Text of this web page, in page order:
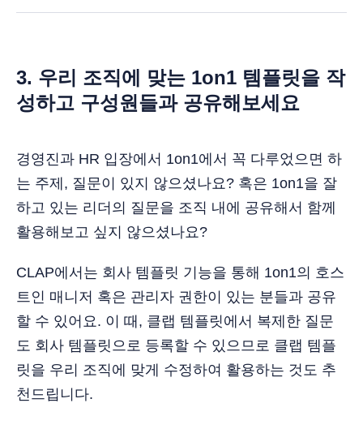
3. 우리 조직에 맞는 1on1 템플릿을 작
성하고 구성원들과 공유해보세요
경영진과 HR 입장에서 1on1에서 꼭 다루었으면 하
는 주제, 질문이 있지 않으셨나요? 혹은 1on1을 잘
하고 있는 리더의 질문을 조직 내에 공유해서 함께
활용해보고 싶지 않으셨나요?
CLAP에서는 회사 템플릿 기능을 통해 1on1의 호스
트인 매니저 혹은 관리자 권한이 있는 분들과 공유
할 수 있어요. 이 때, 클랩 템플릿에서 복제한 질문
도 회사 템플릿으로 등록할 수 있으므로 클랩 템플
릿을 우리 조직에 맞게 수정하여 활용하는 것도 추
천드립니다.